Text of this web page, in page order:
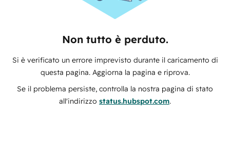
Non tutto è perduto.
Si è verificato un errore imprevisto durante il caricamento di
questa pagina. Aggiorna la pagina e riprova.
Se il problema persiste, controlla la nostra pagina di stato
all'indirizzo status.hubspot.com.